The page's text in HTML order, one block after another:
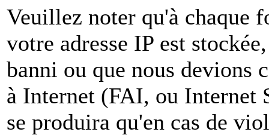
Veuillez noter qu'à chaque
votre adresse IP est
banni ou que nous devions
à Internet (FAI, ou
se produira qu'en cas de